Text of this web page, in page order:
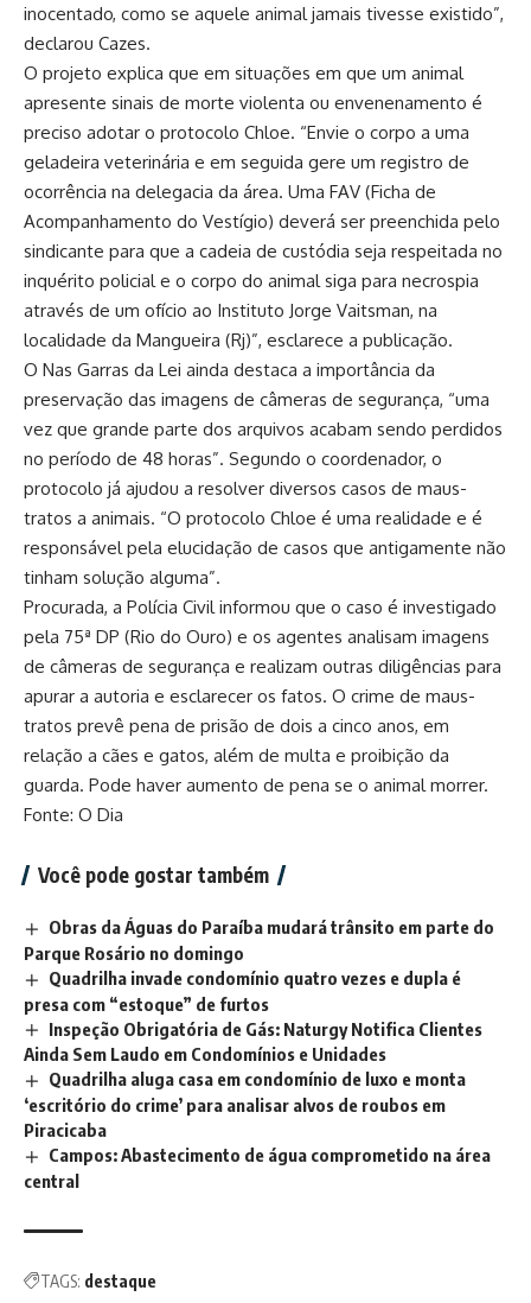
inocentado, como se aquele animal jamais tivesse existido”,
declarou Cazes.
O projeto explica que em situações em que um animal
apresente sinais de morte violenta ou envenenamento é
preciso adotar o protocolo Chloe. “Envie o corpo a uma
geladeira veterinária e em seguida gere um registro de
ocorrência na delegacia da área. Uma FAV (Ficha de
Acompanhamento do Vestígio) deverá ser preenchida pelo
sindicante para que a cadeia de custódia seja respeitada no
inquérito policial e o corpo do animal siga para necrospia
através de um ofício ao Instituto Jorge Vaitsman, na
localidade da Mangueira (Rj)”, esclarece a publicação.
O Nas Garras da Lei ainda destaca a importância da
preservação das imagens de câmeras de segurança, “uma
vez que grande parte dos arquivos acabam sendo perdidos
no período de 48 horas”. Segundo o coordenador, o
protocolo já ajudou a resolver diversos casos de maus-
tratos a animais. “O protocolo Chloe é uma realidade e é
responsável pela elucidação de casos que antigamente não
tinham solução alguma”.
Procurada, a Polícia Civil informou que o caso é investigado
pela 75ª DP (Rio do Ouro) e os agentes analisam imagens
de câmeras de segurança e realizam outras diligências para
apurar a autoria e esclarecer os fatos. O crime de maus-
tratos prevê pena de prisão de dois a cinco anos, em
relação a cães e gatos, além de multa e proibição da
guarda. Pode haver aumento de pena se o animal morrer.
Fonte: O Dia
Você pode gostar também
Obras da Águas do Paraíba mudará trânsito em parte do
Parque Rosário no domingo
Quadrilha invade condomínio quatro vezes e dupla é
presa com “estoque” de furtos
Inspeção Obrigatória de Gás: Naturgy Notifica Clientes
Ainda Sem Laudo em Condomínios e Unidades
Quadrilha aluga casa em condomínio de luxo e monta
‘escritório do crime’ para analisar alvos de roubos em
Piracicaba
Campos: Abastecimento de água comprometido na área
central
TAGS: destaque